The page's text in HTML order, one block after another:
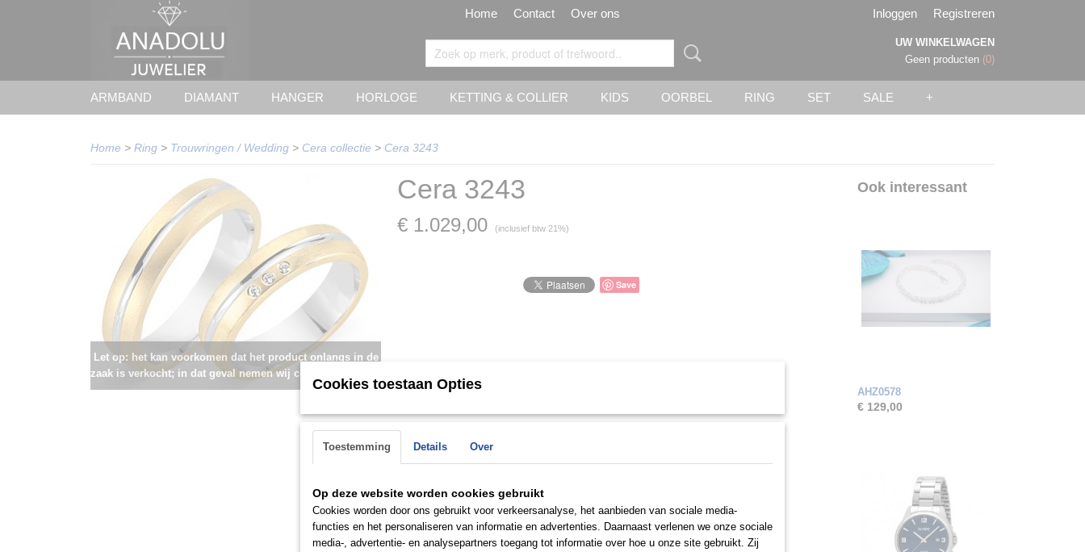
Home Contact Over ons Inloggen Registreren
UW WINKELWAGEN
Geen producten (0)
ARMBAND DIAMANT HANGER HORLOGE KETTING & COLLIER KIDS OORBEL RING SET SALE +
Home > Ring > Trouwringen / Wedding > Cera collectie > Cera 3243
Let op: het kan voorkomen dat het product onlangs in de
zaak is verkocht; in dat geval nemen wij contact met u op.
Cera 3243
€ 1.029,00 (inclusief btw 21%)
Save
Ook interessant
AHZ0578
€ 129,00
Cookies toestaan Opties
Toestemming Details Over
Op deze website worden cookies gebruikt
Cookies worden door ons gebruikt voor verkeersanalyse, het aanbieden van sociale media-
functies en het personaliseren van informatie en advertenties. Daarnaast verlenen we onze sociale
media-, advertentie- en analysepartners toegang tot informatie over hoe u onze site gebruikt. Zij